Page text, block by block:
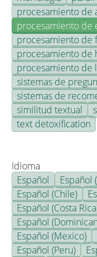
procesamiento de
procesamiento de
procesamiento de
procesamiento de
procesamiento de
sistemas de
sistemas de
similitud textual
text detoxification
Idioma
Español
Español
Español (Chile)
Español (Costa
Español
Español (Mexico)
Español (Peru)